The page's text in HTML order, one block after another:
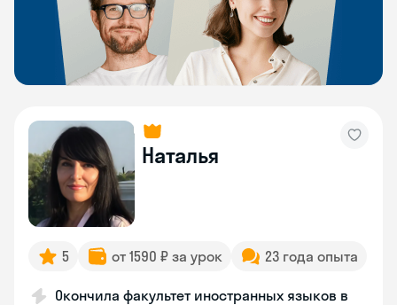
Наталья
5 от 1590 ₽ за урок 23 года опыта
Окончила факультет иностранных языков в